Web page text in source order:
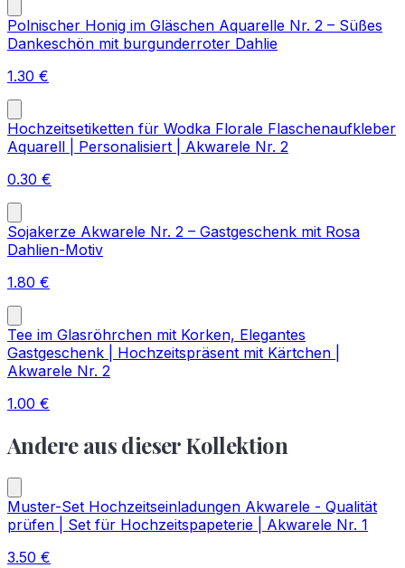
Polnischer Honig im Gläschen Aquarelle Nr. 2 – Süßes
Dankeschön mit burgunderroter Dahlie
1.30 €
Hochzeitsetiketten für Wodka Florale Flaschenaufkleber
Aquarell | Personalisiert | Akwarele Nr. 2
0.30 €
Sojakerze Akwarele Nr. 2 – Gastgeschenk mit Rosa
Dahlien-Motiv
1.80 €
Tee im Glasröhrchen mit Korken, Elegantes
Gastgeschenk | Hochzeitspräsent mit Kärtchen |
Akwarele Nr. 2
1.00 €
Andere aus dieser Kollektion
Muster-Set Hochzeitseinladungen Akwarele - Qualität
prüfen | Set für Hochzeitspapeterie | Akwarele Nr. 1
3.50 €